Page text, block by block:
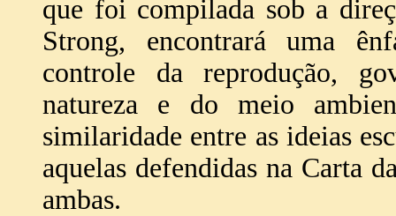
que foi compilada sob a
Strong, encontrará uma
controle da reprodução,
natureza e do meio
similaridade entre as ideias
aquelas defendidas na Carta
ambas.